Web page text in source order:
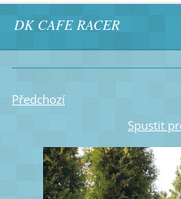
DK CAFE RACER
Předchozí
Spustit